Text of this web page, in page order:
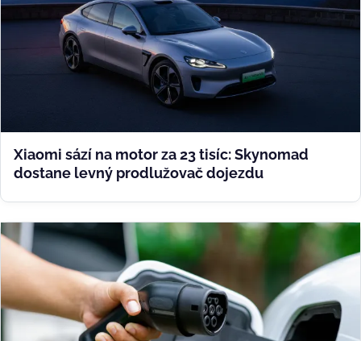
Xiaomi sází na motor za 23 tisíc: Skynomad
dostane levný prodlužovač dojezdu